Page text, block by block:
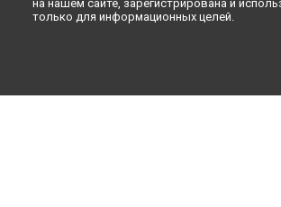
на нашем сайте, зарегистрирована и
только для информационных целей.